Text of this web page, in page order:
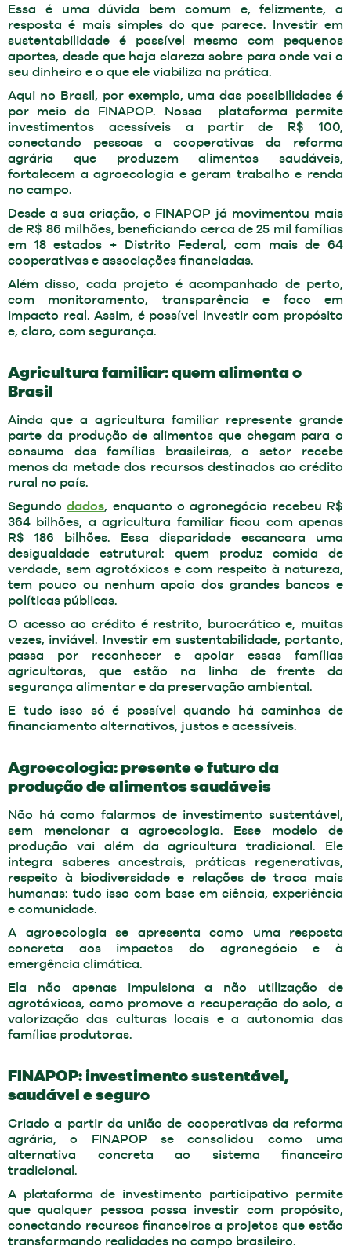
Essa é uma dúvida bem comum e, felizmente, a
resposta é mais simples do que parece. Investir em
sustentabilidade é possível mesmo com pequenos
aportes, desde que haja clareza sobre para onde vai o
seu dinheiro e o que ele viabiliza na prática.
Aqui no Brasil, por exemplo, uma das possibilidades é
por meio do FINAPOP. Nossa plataforma permite
investimentos acessíveis a partir de R$ 100,
conectando pessoas a cooperativas da reforma
agrária que produzem alimentos saudáveis,
fortalecem a agroecologia e geram trabalho e renda
no campo.
Desde a sua criação, o FINAPOP já movimentou mais
de R$ 86 milhões, beneficiando cerca de 25 mil famílias
em 18 estados + Distrito Federal, com mais de 64
cooperativas e associações financiadas.
Além disso, cada projeto é acompanhado de perto,
com monitoramento, transparência e foco em
impacto real. Assim, é possível investir com propósito
e, claro, com segurança.
Agricultura familiar: quem alimenta o
Brasil
Ainda que a agricultura familiar represente grande
parte da produção de alimentos que chegam para o
consumo das famílias brasileiras, o setor recebe
menos da metade dos recursos destinados ao crédito
rural no país.
Segundodados, enquanto o agronegócio recebeu R$
364 bilhões, a agricultura familiar ficou com apenas
R$ 186 bilhões. Essa disparidade escancara uma
desigualdade estrutural: quem produz comida de
verdade, sem agrotóxicos e com respeito à natureza,
tem pouco ou nenhum apoio dos grandes bancos e
políticas públicas.
O acesso ao crédito é restrito, burocrático e, muitas
vezes, inviável. Investir em sustentabilidade, portanto,
passa por reconhecer e apoiar essas famílias
agricultoras, que estão na linha de frente da
segurança alimentar e da preservação ambiental.
E tudo isso só é possível quando há caminhos de
financiamento alternativos, justos e acessíveis.
Agroecologia: presente e futuro da
produção de alimentos saudáveis
Não há como falarmos de investimento sustentável,
sem mencionar a agroecologia. Esse modelo de
produção vai além da agricultura tradicional. Ele
integra saberes ancestrais, práticas regenerativas,
respeito à biodiversidade e relações de troca mais
humanas: tudo isso com base em ciência, experiência
e comunidade.
A agroecologia se apresenta como uma resposta
concreta aos impactos do agronegócio e à
emergência climática.
Ela não apenas impulsiona a não utilização de
agrotóxicos, como promove a recuperação do solo, a
valorização das culturas locais e a autonomia das
famílias produtoras.
FINAPOP: investimento sustentável,
saudável e seguro
Criado a partir da união de cooperativas da reforma
agrária, o FINAPOP se consolidou como uma
alternativa concreta ao sistema financeiro
tradicional.
A plataforma de investimento participativo permite
que qualquer pessoa possa investir com propósito,
conectando recursos financeiros a projetos que estão
transformando realidades no campo brasileiro.